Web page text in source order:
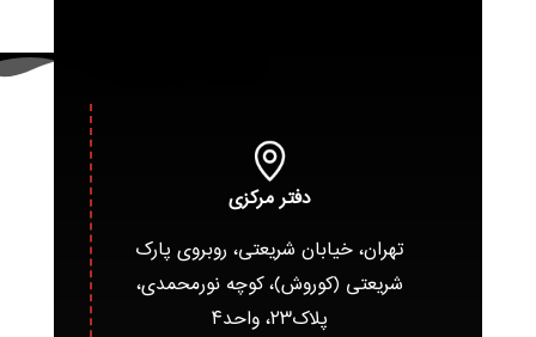
دفتر مرکزی
تهران، خیابان شریعتی، روبروی پارک
شریعتی (کوروش)، کوچه نورمحمدی،
پلاک۲۳، واحد۴